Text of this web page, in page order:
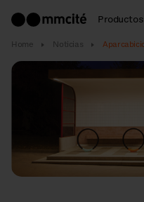
Productos
Home Noticias